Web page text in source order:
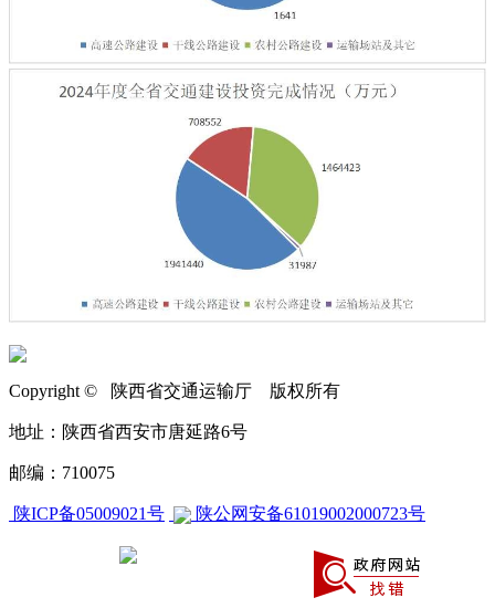
Copyright © 陕西省交通运输厅 版权所有
地址：陕西省西安市唐延路6号
邮编：710075
陕ICP备05009021号 陕公网安备61019002000723号